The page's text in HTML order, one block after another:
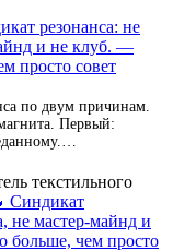
резонанса: не
и не клуб. —
просто совет
по двум причинам.
Первый:
текстильного
Синдикат
не мастер-майнд и
больше, чем просто